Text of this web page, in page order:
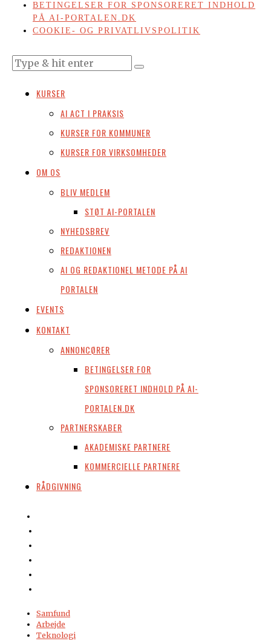
BETINGELSER FOR SPONSORERET INDHOLD
PÅ AI-PORTALEN.DK
COOKIE- OG PRIVATLIVSPOLITIK
KURSER
AI ACT I PRAKSIS
KURSER FOR KOMMUNER
KURSER FOR VIRKSOMHEDER
OM OS
BLIV MEDLEM
STØT AI-PORTALEN
NYHEDSBREV
REDAKTIONEN
AI OG REDAKTIONEL METODE PÅ AI
PORTALEN
EVENTS
KONTAKT
ANNONCØRER
BETINGELSER FOR
SPONSORERET INDHOLD PÅ AI-
PORTALEN.DK
PARTNERSKABER
AKADEMISKE PARTNERE
KOMMERCIELLE PARTNERE
RÅDGIVNING
Samfund
Arbejde
Teknologi